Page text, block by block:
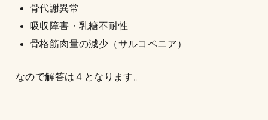
骨代謝異常
吸収障害・乳糖不耐性
骨格筋肉量の減少（サルコペニア）
なので解答は４となります。